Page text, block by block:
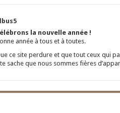
la nouvelle année !
année à tous et à toutes.
ce site perdure et que tout ceux qui
sache que nous sommes fières